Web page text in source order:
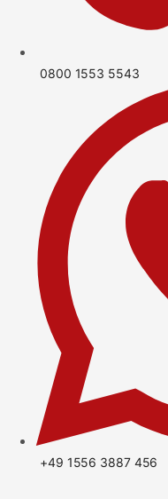
0800 1553 5543
+49 1556 3887 456